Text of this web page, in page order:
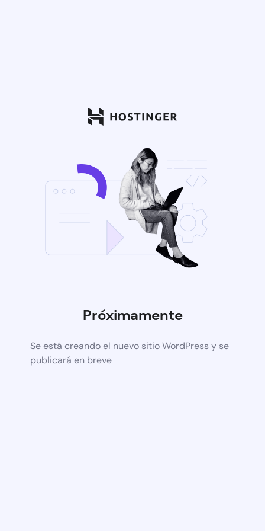
Próximamente
Se está creando el nuevo sitio WordPress y se
publicará en breve